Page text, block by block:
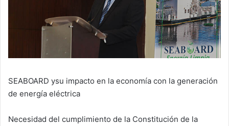
SEABOARD ysu impacto en la economía con la generación
de energía eléctrica
Necesidad del cumplimiento de la Constitución de la